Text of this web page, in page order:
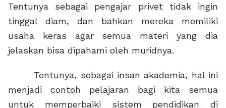
Tentunya sebagai pengajar privet tidak ingin
tinggal diam, dan bahkan mereka memiliki
usaha keras agar semua materi yang dia
jelaskan bisa dipahami oleh muridnya.
Tentunya, sebagai insan akademia, hal ini
menjadi contoh pelajaran bagi kita semua
untuk memperbaiki sistem pendidikan di